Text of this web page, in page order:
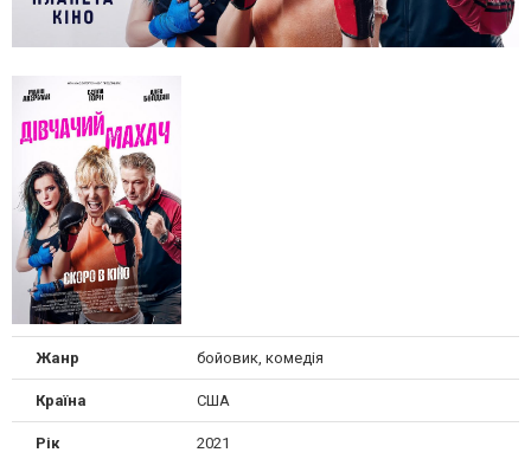
Жанр бойовик, комедія
Країна США
Рік 2021